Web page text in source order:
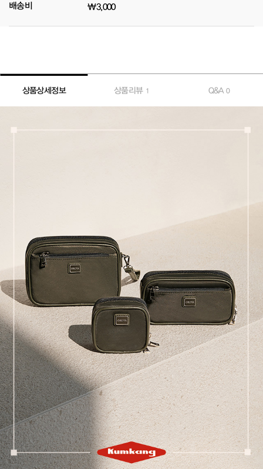
배송비 ₩3,000
상품상세정보 상품리뷰 1 Q&A0